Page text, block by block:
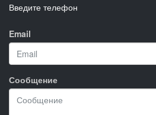
Введите телефон
Email
Сообщение